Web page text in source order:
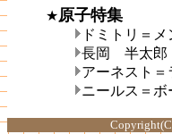
★原子特集
ドミトリ＝
長岡 半太郎
アーネスト＝
ニールス＝ボ